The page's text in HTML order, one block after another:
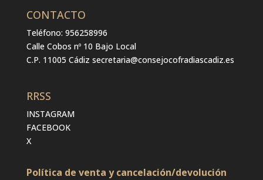
CONTACTO
Teléfono: 956258996
Calle Cobos nº 10 Bajo Local
C.P. 11005 Cádiz secretaria@consejocofradiascadiz.es
RRSS
INSTAGRAM
FACEBOOK
X
Política de venta y cancelación/devolución